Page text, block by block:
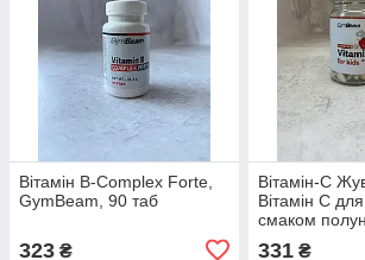
Вітамін B-Complex Forte,
GymBeam, 90 таб
323 ₴
Вітамін-С
Вітамін С для
смаком
331₴